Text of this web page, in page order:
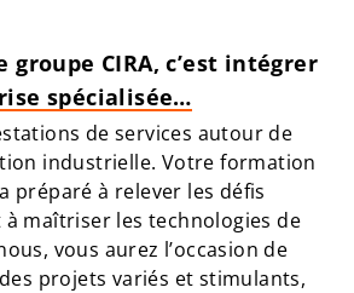
groupe CIRA, c’est intégrer
spécialisée…
de services autour de
industrielle. Votre formation
préparé à relever les défis
maîtriser les technologies de
vous aurez l’occasion de
projets variés et stimulants,